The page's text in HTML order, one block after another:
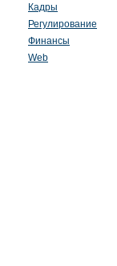
Кадры
Регулирование
Финансы
Web